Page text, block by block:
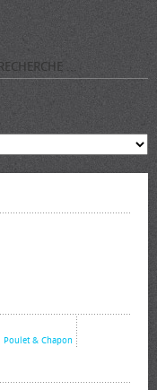
Poulet & Chapon